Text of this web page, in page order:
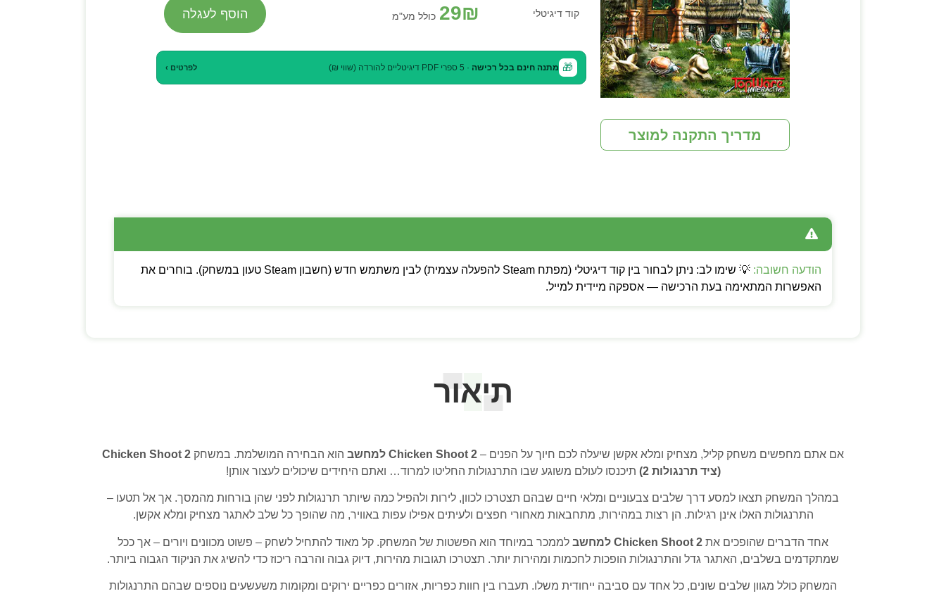
מדריך התקנה למוצר
קוד דיגיטלי 29₪ כולל מע"מ הוסף לעגלה
🎁 מתנה חינם בכל רכישה · 5 ספרי PDF דיגיטליים להורדה (שווי ₪) לפרטים ›
הודעה חשובה:
💡 שימו לב: ניתן לבחור בין קוד דיגיטלי (מפתח Steam להפעלה עצמית) לבין משתמש חדש (חשבון Steam טעון במשחק). בוחרים את
האפשרות המתאימה בעת הרכישה — אספקה מיידית למייל.
תיאור
אם אתם מחפשים משחק קליל, מצחיק ומלא אקשן שיעלה לכם חיוך על הפנים – Chicken Shoot 2 למחשב הוא הבחירה המושלמת. במשחק Chicken Shoot 2
(ציד תרנגולות 2)
תיכנסו לעולם משוגע שבו התרנגולות החליטו למרוד… ואתם היחידים שיכולים לעצור אותן!
במהלך המשחק תצאו למסע דרך שלבים צבעוניים ומלאי חיים שבהם תצטרכו לכוון, לירות ולהפיל כמה שיותר תרנגולות לפני שהן בורחות מהמסך. אך אל תטעו –
התרנגולות האלו אינן רגילות. הן רצות במהירות, מתחבאות מאחורי חפצים ולעיתים אפילו עפות באוויר, מה שהופך כל שלב לאתגר מצחיק ומלא אקשן.
אחד הדברים שהופכים את Chicken Shoot 2 למחשב
לממכר במיוחד הוא הפשטות של המשחק. קל מאוד להתחיל לשחק – פשוט מכוונים ויורים – אך ככל
שמתקדמים בשלבים, האתגר גדל והתרנגולות הופכות לחכמות ומהירות יותר. תצטרכו תגובות מהירות, דיוק גבוה והרבה ריכוז כדי להשיג את הניקוד הגבוה ביותר.
המשחק כולל מגוון שלבים שונים, כל אחד עם סביבה ייחודית משלו. תעברו בין חוות כפריות, אזורים כפריים ירוקים ומקומות משעשעים נוספים שבהם התרנגולות